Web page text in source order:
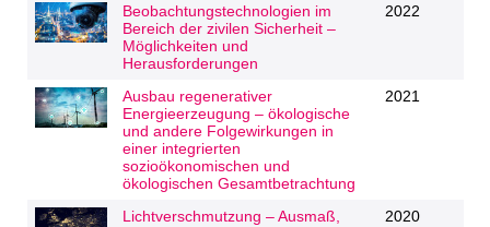
Beobachtungstechnologien im
Bereich der zivilen Sicherheit –
Möglichkeiten und
Herausforderungen
2022
Ausbau regenerativer
Energieerzeugung – ökologische
und andere Folgewirkungen in
einer integrierten
sozioökonomischen und
ökologischen Gesamtbetrachtung
2021
Lichtverschmutzung – Ausmaß,
2020